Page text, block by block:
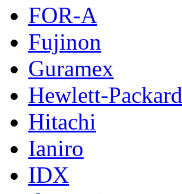
FOR-A
Fujinon
Guramex
Hewlett-Packard
Hitachi
Ianiro
IDX